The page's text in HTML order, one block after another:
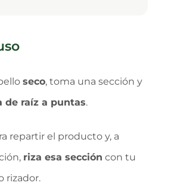
seco, toma una sección y
de raíz a puntas.
repartir el producto y, a
riza esa sección con tu
rizador.